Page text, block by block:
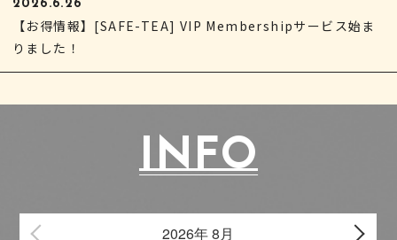
2026.6.26
【お得情報】[SAFE-TEA] VIP Membershipサービス始ま
りました！
INFO